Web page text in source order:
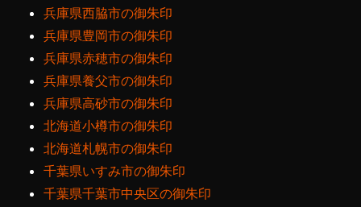
兵庫県西脇市の御朱印
兵庫県豊岡市の御朱印
兵庫県赤穂市の御朱印
兵庫県養父市の御朱印
兵庫県高砂市の御朱印
北海道小樽市の御朱印
北海道札幌市の御朱印
千葉県いすみ市の御朱印
千葉県千葉市中央区の御朱印